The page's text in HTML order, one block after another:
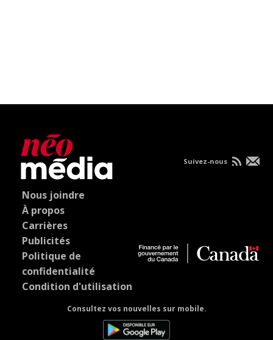
Nous joindre
À propos
Carrières
Publicités
Politique de
confidentialité
Condition d'utilisation
Consultez vos nouvelles sur mobile.
Suivez-nous